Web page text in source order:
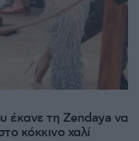
έκανε τη Zendaya να
κόκκινο χαλί